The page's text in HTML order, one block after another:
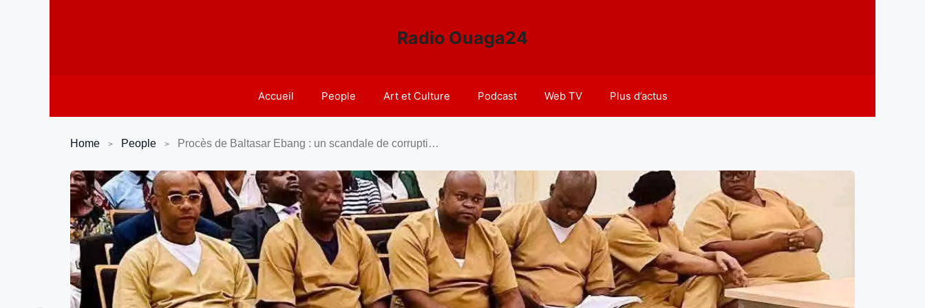
Radio Ouaga24
Accueil People Art et Culture Podcast Web TV Plus d’actus
Home People Procès de Baltasar Ebang : un scandale de corruption et de vidéos intimes